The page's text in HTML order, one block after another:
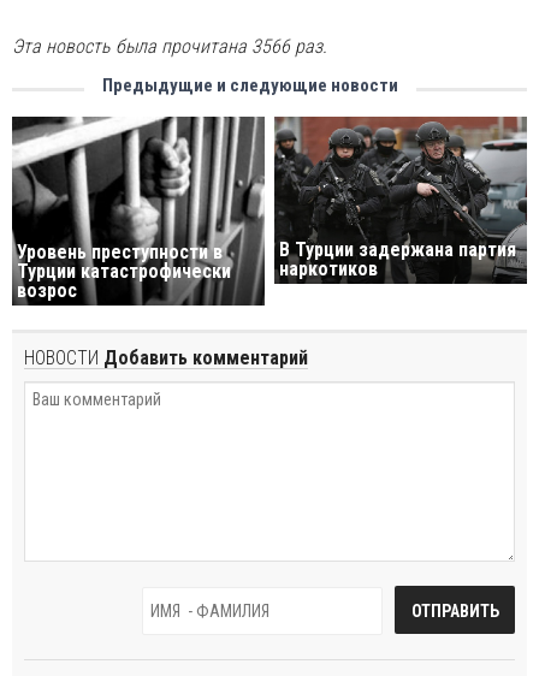
Эта новость была прочитана 3566 раз.
Предыдущие и следующие новости
Уровень преступности в
Турции катастрофически
возрос
В Турции задержана партия
наркотиков
НОВОСТИ Добавить комментарий